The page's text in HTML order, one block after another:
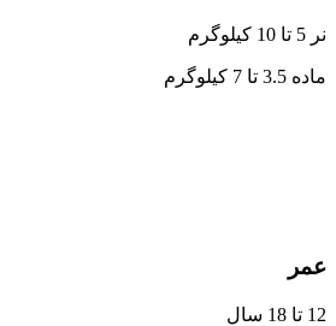
نر 5 تا 10 کیلوگرم
ماده 3.5 تا 7 کیلوگرم
عمر
12 تا 18 سال